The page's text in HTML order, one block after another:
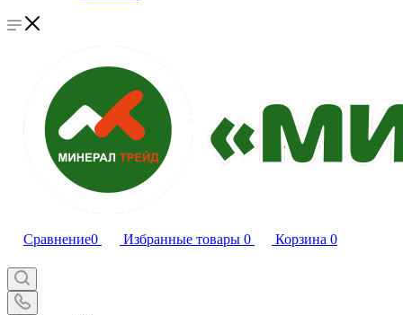
Сравнение0 Избранные товары 0 Корзина 0